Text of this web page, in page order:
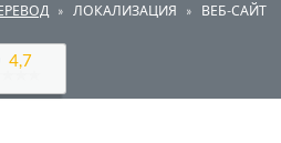
ЛОКАЛИЗАЦИЯ ВЕБ-САЙТ
4,7